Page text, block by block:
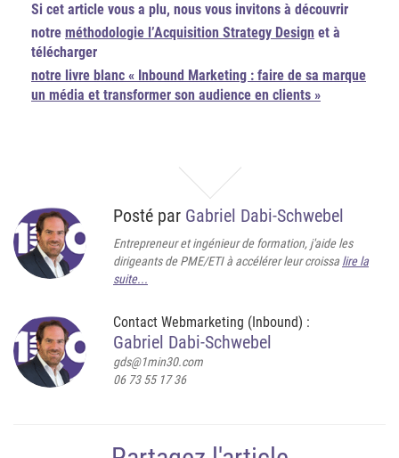
Si cet article vous a plu, nous vous invitons à découvrir
notre méthodologie l’Acquisition Strategy Design et à
télécharger
notre livre blanc « Inbound Marketing : faire de sa marque
un média et transformer son audience en clients »
Posté par Gabriel Dabi-Schwebel
Entrepreneur et ingénieur de formation, j'aide les
dirigeants de PME/ETI à accélérer leur croissa lire la
suite...
Contact Webmarketing (Inbound) :
Gabriel Dabi-Schwebel
gds@1min30.com
06 73 55 17 36